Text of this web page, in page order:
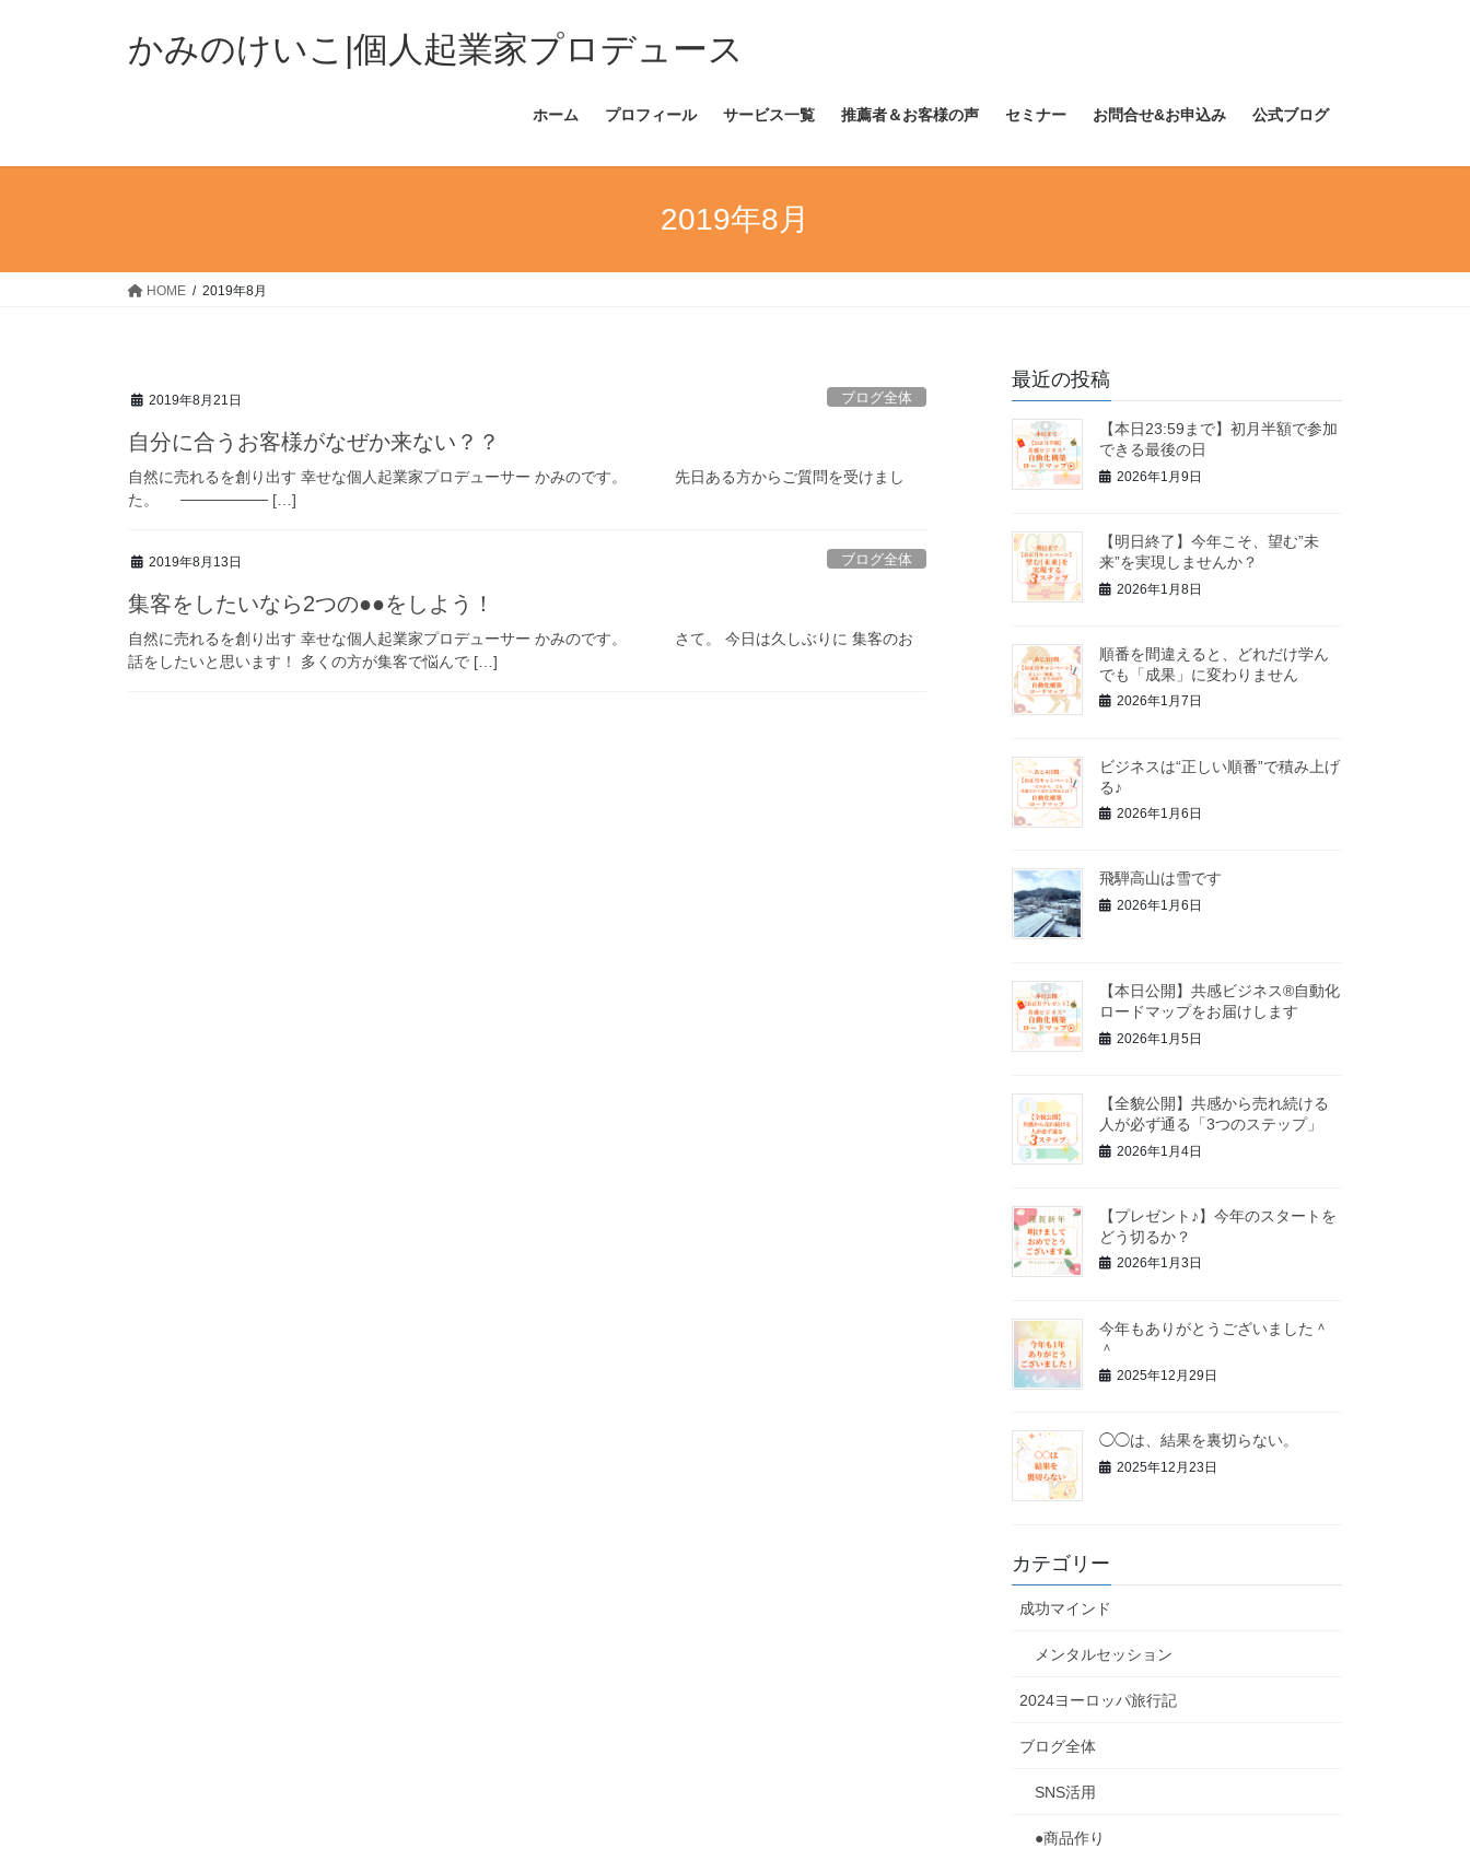
ス
ン
かみのけいこ|個人起業家プロデュース
ホーム プロフィール サービス一覧 推薦者＆お客様の声 セミナー お問合せ&お申込み 公式ブログ
2019年8月
HOME 2019年8月
2019年8月21日 ブログ全体
自分に合うお客様がなぜか来ない？？
自然に売れるを創り出す 幸せな個人起業家プロデューサー かみのです。 先日ある方からご質問を受けまし
た。 ──────── […]
2019年8月13日 ブログ全体
集客をしたいなら2つの●●をしよう！
自然に売れるを創り出す 幸せな個人起業家プロデューサー かみのです。 さて。 今日は久しぶりに 集客のお
話をしたいと思います！ 多くの方が集客で悩んで […]
最近の投稿
【本日23:59まで】初月半額で参加
できる最後の日
2026年1月9日
【明日終了】今年こそ、望む”未
来”を実現しませんか？
2026年1月8日
順番を間違えると、どれだけ学ん
でも「成果」に変わりません
2026年1月7日
ビジネスは“正しい順番”で積み上げ
る♪
2026年1月6日
飛騨高山は雪です
2026年1月6日
【本日公開】共感ビジネス®自動化
ロードマップをお届けします
2026年1月5日
【全貌公開】共感から売れ続ける
人が必ず通る「3つのステップ」
2026年1月4日
【プレゼント♪】今年のスタートを
どう切るか？
2026年1月3日
今年もありがとうございました＾
＾
2025年12月29日
◯◯は、結果を裏切らない。
2025年12月23日
カテゴリー
成功マインド
メンタルセッション
2024ヨーロッパ旅行記
ブログ全体
SNS活用
●商品作り